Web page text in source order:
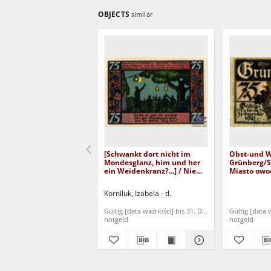
OBJECTS similar
[Schwankt dort nicht im
Mondesglanz, him und her
ein Weidenkranz?...] / Nie
powrotem wieniec
Korniluk, Izabela - tł.
Gültig [data ważności] bis 31. Dezember 1921
notgeld
Obst-und
Grünberg/
Miasto
Gültig [data
notgeld